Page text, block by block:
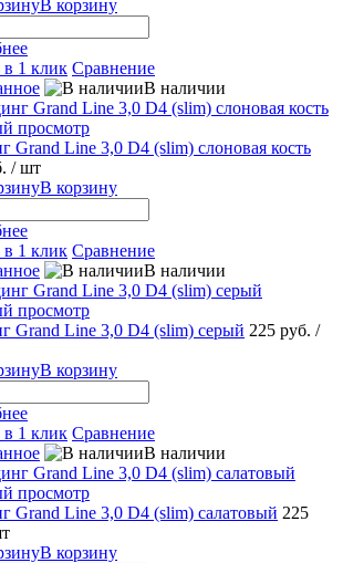
В корзину
1 клик Сравнение
В наличии
просмотр
Grand Line 3,0 D4 (slim) слоновая кость
/ шт
В корзину
1 клик Сравнение
В наличии
просмотр
Grand Line 3,0 D4 (slim) серый 225 руб. /
В корзину
1 клик Сравнение
В наличии
просмотр
Grand Line 3,0 D4 (slim) салатовый 225
В корзину